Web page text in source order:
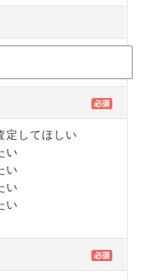
定してほしい
い
い
い
い